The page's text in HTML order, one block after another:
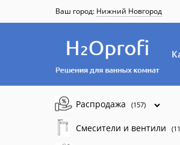
Ваш город: Нижний Новгород
Распродажа (157)
Смесители и вентили